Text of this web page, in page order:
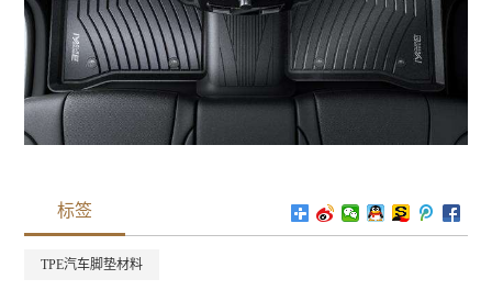
标签
TPE汽车脚垫材料